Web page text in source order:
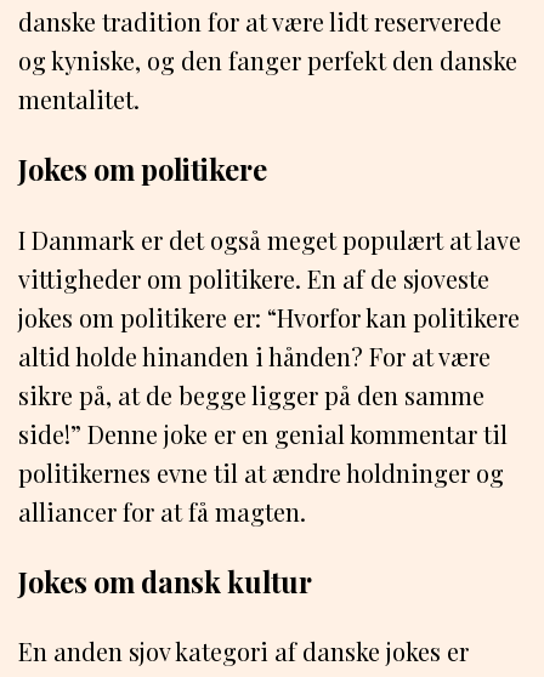
danske tradition for at være lidt reserverede
og kyniske, og den fanger perfekt den danske
mentalitet.
Jokes om politikere
I Danmark er det også meget populært at lave
vittigheder om politikere. En af de sjoveste
jokes om politikere er: “Hvorfor kan politikere
altid holde hinanden i hånden? For at være
sikre på, at de begge ligger på den samme
side!” Denne joke er en genial kommentar til
politikernes evne til at ændre holdninger og
alliancer for at få magten.
Jokes om dansk kultur
En anden sjov kategori af danske jokes er